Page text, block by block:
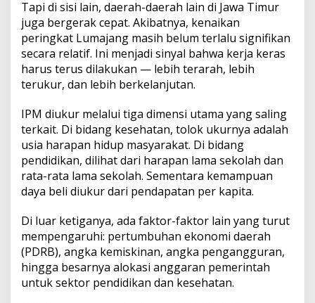
Tapi di sisi lain, daerah-daerah lain di Jawa Timur
juga bergerak cepat. Akibatnya, kenaikan
peringkat Lumajang masih belum terlalu signifikan
secara relatif. Ini menjadi sinyal bahwa kerja keras
harus terus dilakukan — lebih terarah, lebih
terukur, dan lebih berkelanjutan.
IPM diukur melalui tiga dimensi utama yang saling
terkait. Di bidang kesehatan, tolok ukurnya adalah
usia harapan hidup masyarakat. Di bidang
pendidikan, dilihat dari harapan lama sekolah dan
rata-rata lama sekolah. Sementara kemampuan
daya beli diukur dari pendapatan per kapita.
Di luar ketiganya, ada faktor-faktor lain yang turut
mempengaruhi: pertumbuhan ekonomi daerah
(PDRB), angka kemiskinan, angka pengangguran,
hingga besarnya alokasi anggaran pemerintah
untuk sektor pendidikan dan kesehatan.